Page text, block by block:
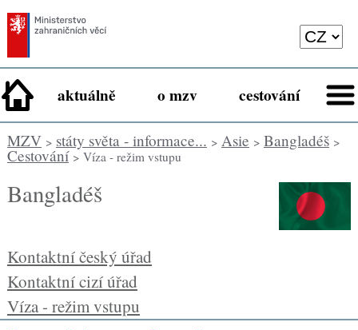
aktuálně o mzv cestování
MZV> státy světa - informace... > Asie > Bangladéš>
Cestování> Víza - režim vstupu
Bangladéš
Kontaktní český úřad
Kontaktní cizí úřad
Víza - režim vstupu